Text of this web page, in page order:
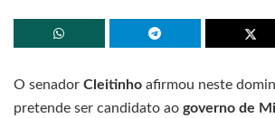
O senador Cleitinho afirmou neste
pretende ser candidato ao governo de